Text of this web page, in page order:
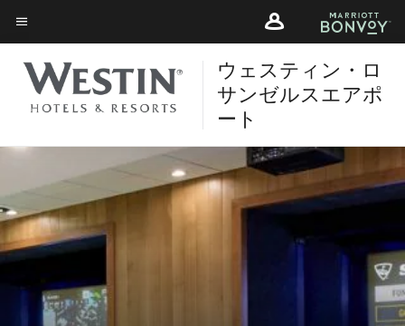
content
Skip
to
main
content
メニューのテキスト
ウェスティン・ロ
サンゼルスエアポ
ート